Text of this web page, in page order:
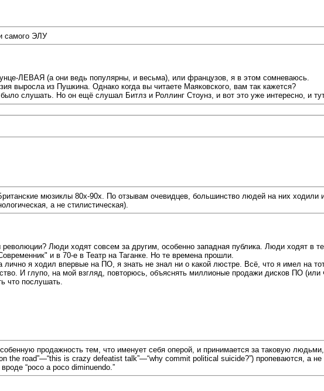
самого ЭЛУ
ЛЕВАЯ (а они ведь популярны, и весьма), или французов, я в этом сомневаюсь.
выросла из Пушкина. Однако когда вы читаете Маяковского, вам так кажется?
слушать. Но он ещё слушал Битлз и Роллинг Стоунз, и вот это уже интересно, и
мюзиклы 80х-90х. По отзывам очевидцев, большинство людей на них
а не стилистическая).
Люди ходят совсем за другим, особенно западная публика. Люди ходят в
и в 70-е в Театр на Таганке. Но те времена прошли.
лично я ходил впервые на ПО, я знать не знал ни о какой люстре. Всё, что я имел на
И глупо, на мой взгляд, повторюсь, объяснять миллионые продажи дисков ПО
что послушать.
продажность тем, что именует себя оперой, и принимается за таковую
the road”—“this is crazy defeatist talk”—“why commit political suicide?”) пропеваются, а
“poco a poco diminuendo.”